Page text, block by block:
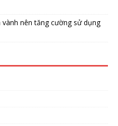
nên tăng cường sử dụng